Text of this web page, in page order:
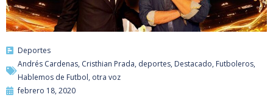
Deportes
Andrés Cardenas, Cristhian Prada, deportes, Destacado, Futboleros,
Hablemos de Futbol, otra voz
febrero 18, 2020